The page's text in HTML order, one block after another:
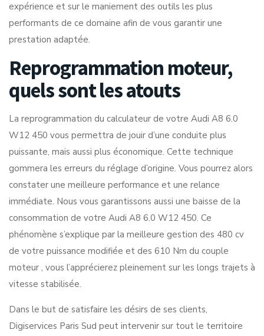
expérience et sur le maniement des outils les plus
performants de ce domaine afin de vous garantir une
prestation adaptée.
Reprogrammation moteur,
quels sont les atouts
La reprogrammation du calculateur de votre Audi A8 6.0
W12 450 vous permettra de jouir d’une conduite plus
puissante, mais aussi plus économique. Cette technique
gommera les erreurs du réglage d’origine. Vous pourrez alors
constater une meilleure performance et une relance
immédiate. Nous vous garantissons aussi une baisse de la
consommation de votre Audi A8 6.0 W12 450. Ce
phénomène s’explique par la meilleure gestion des 480 cv
de votre puissance modifiée et des 610 Nm du couple
moteur , vous l’apprécierez pleinement sur les longs trajets à
vitesse stabilisée.
Dans le but de satisfaire les désirs de ses clients,
Digiservices Paris Sud peut intervenir sur tout le territoire